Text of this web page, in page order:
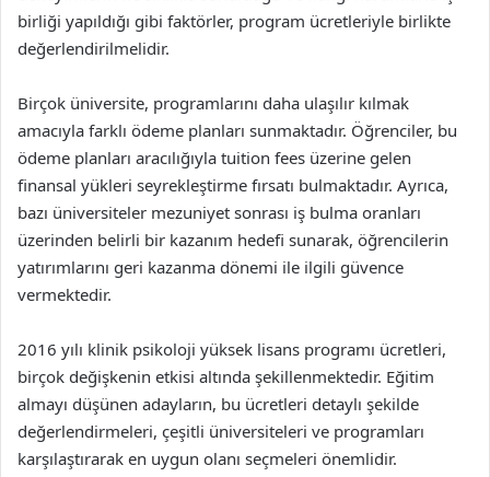
birliği yapıldığı gibi faktörler, program ücretleriyle birlikte
değerlendirilmelidir.
Birçok üniversite, programlarını daha ulaşılır kılmak
amacıyla farklı ödeme planları sunmaktadır. Öğrenciler, bu
ödeme planları aracılığıyla tuition fees üzerine gelen
finansal yükleri seyrekleştirme fırsatı bulmaktadır. Ayrıca,
bazı üniversiteler mezuniyet sonrası iş bulma oranları
üzerinden belirli bir kazanım hedefi sunarak, öğrencilerin
yatırımlarını geri kazanma dönemi ile ilgili güvence
vermektedir.
2016 yılı klinik psikoloji yüksek lisans programı ücretleri,
birçok değişkenin etkisi altında şekillenmektedir. Eğitim
almayı düşünen adayların, bu ücretleri detaylı şekilde
değerlendirmeleri, çeşitli üniversiteleri ve programları
karşılaştırarak en uygun olanı seçmeleri önemlidir.